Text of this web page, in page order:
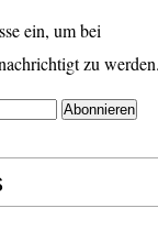
ein, um bei
zu werden.